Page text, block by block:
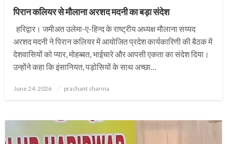
पिरान कलियर से मौलाना अरशद मदनी का बड़ा संदेश
हरिद्वार। जमीअत उलेमा-ए-हिन्द के राष्ट्रीय अध्यक्ष मौलाना सय्यद
अरशद मदनी ने पिरान कलियर में आयोजित प्रदेश कार्यकारिणी की बैठक में
देशवासियों को प्यार, मोहब्बत, भाईचारे और आपसी एकता का संदेश दिया।
उन्होंने कहा कि इंसानियत, पड़ोसियों के साथ अच्छा…
Posted
June 24, 2026 prashant sharma